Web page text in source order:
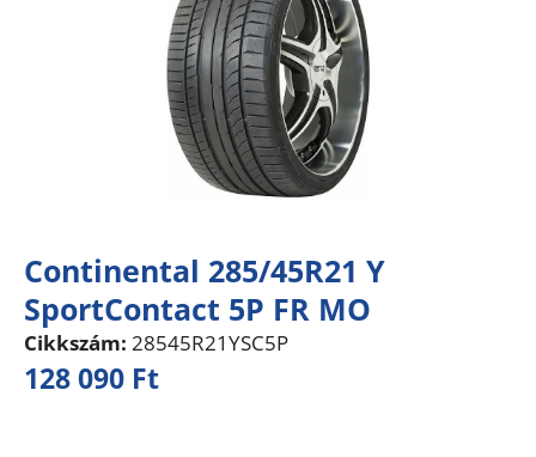
Continental 285/45R21 Y
SportContact 5P FR MO
Cikkszám: 28545R21YSC5P
128 090 Ft